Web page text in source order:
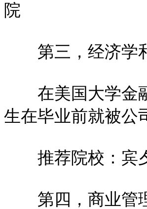
院
第三，经济学
在美国大学金融
生在毕业前就被公
推荐院校：宾夕
第四，商业管理